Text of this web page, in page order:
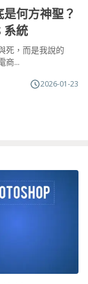
何方神聖？
系統
死，而是我說的
商...
2026-01-23